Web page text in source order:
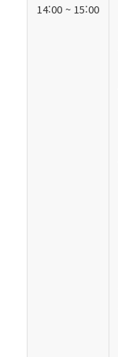
14:00 ~ 15:00